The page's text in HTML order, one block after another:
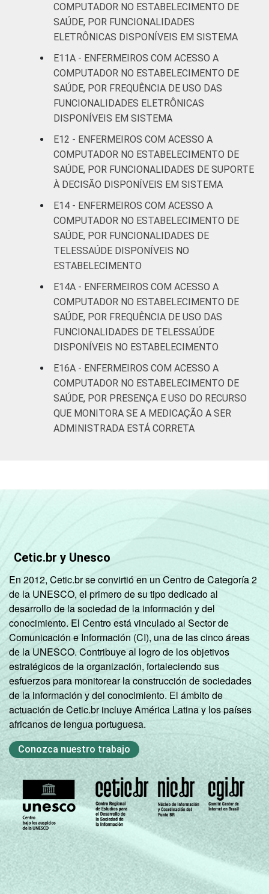
COMPUTADOR NO ESTABELECIMENTO DE
SAÚDE, POR FUNCIONALIDADES
ELETRÔNICAS DISPONÍVEIS EM SISTEMA
E11A - ENFERMEIROS COM ACESSO A
COMPUTADOR NO ESTABELECIMENTO DE
SAÚDE, POR FREQUÊNCIA DE USO DAS
FUNCIONALIDADES ELETRÔNICAS
DISPONÍVEIS EM SISTEMA
E12 - ENFERMEIROS COM ACESSO A
COMPUTADOR NO ESTABELECIMENTO DE
SAÚDE, POR FUNCIONALIDADES DE SUPORTE
À DECISÃO DISPONÍVEIS EM SISTEMA
E14 - ENFERMEIROS COM ACESSO A
COMPUTADOR NO ESTABELECIMENTO DE
SAÚDE, POR FUNCIONALIDADES DE
TELESSAÚDE DISPONÍVEIS NO
ESTABELECIMENTO
E14A - ENFERMEIROS COM ACESSO A
COMPUTADOR NO ESTABELECIMENTO DE
SAÚDE, POR FREQUÊNCIA DE USO DAS
FUNCIONALIDADES DE TELESSAÚDE
DISPONÍVEIS NO ESTABELECIMENTO
E16A - ENFERMEIROS COM ACESSO A
COMPUTADOR NO ESTABELECIMENTO DE
SAÚDE, POR PRESENÇA E USO DO RECURSO
QUE MONITORA SE A MEDICAÇÃO A SER
ADMINISTRADA ESTÁ CORRETA
Cetic.br y Unesco
En 2012, Cetic.br se convirtió en un Centro de Categoría 2
de la UNESCO, el primero de su tipo dedicado al
desarrollo de la sociedad de la información y del
conocimiento. El Centro está vinculado al Sector de
Comunicación e Información (CI), una de las cinco áreas
de la UNESCO. Contribuye al logro de los objetivos
estratégicos de la organización, fortaleciendo sus
esfuerzos para monitorear la construcción de sociedades
de la información y del conocimiento. El ámbito de
actuación de Cetic.br incluye América Latina y los países
africanos de lengua portuguesa.
Conozca nuestro trabajo